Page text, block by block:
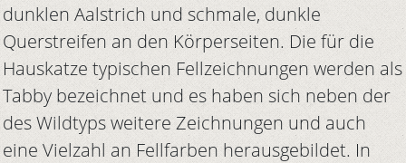
dunklen Aalstrich und schmale, dunkle
Querstreifen an den Körperseiten. Die für die
Hauskatze typischen Fellzeichnungen werden als
Tabby bezeichnet und es haben sich neben der
des Wildtyps weitere Zeichnungen und auch
eine Vielzahl an Fellfarben herausgebildet. In